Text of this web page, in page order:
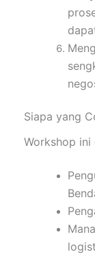
Siapa yang
Workshop ini